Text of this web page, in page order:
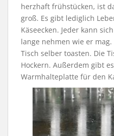
herzhaft frühstücken, ist
groß. Es gibt lediglich
Käseecken. Jeder kann
lange nehmen wie er
Tisch selber toasten. Die
Hockern. Außerdem gibt
Warmhalteplatte für den